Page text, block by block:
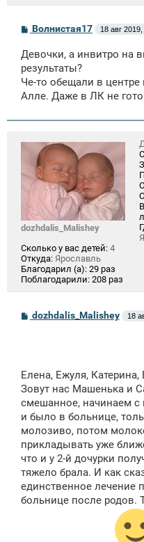
С
о
б
щ
н
и
Волнистая17 18 авг
Девочки, а инвитро на
результаты?
Че-то обещали в центре
Алле. Даже в ЛК не
dozhdalis_Malishey
Сколько у вас детей: 4
Откуда: Ярославль
Благодарил (а): 29 раз
Поблагодарили: 208 раз
С
о
н
и
е
dozhdalis_Malishey 18
Елена, Ежуля, Катерина,
Зовут нас Машенька и
смешанное, начинаем с
и было в больнице,
молозиво, потом
прикладывать уже
что и у 2-й дочурки
тяжело брала. И как
единственное лечение
больнице после родов.